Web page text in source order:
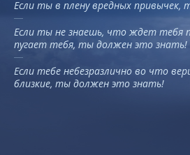
Если ты в плену вредных
Если ты не знаешь, что ждет тебя
пугает тебя, ты должен это знать!
Если тебе небезразлично во что
близкие, ты должен это знать!